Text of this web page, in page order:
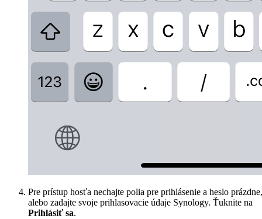
Pre prístup hosťa nechajte polia pre prihlásenie a heslo prázdne,
alebo zadajte svoje prihlasovacie údaje Synology. Ťuknite na
Prihlásiť sa.